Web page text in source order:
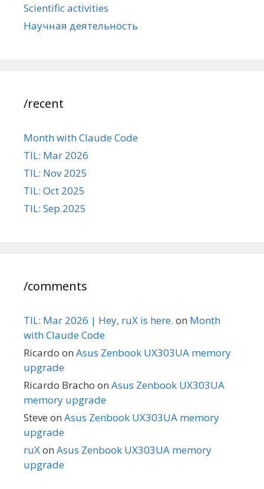
Scientific activities
Научная деятельность
/recent
Month with Claude Code
TIL: Mar 2026
TIL: Nov 2025
TIL: Oct 2025
TIL: Sep 2025
/comments
TIL: Mar 2026 | Hey, ruX is here. on Month
with Claude Code
Ricardo on Asus Zenbook UX303UA memory
upgrade
Ricardo Bracho on Asus Zenbook UX303UA
memory upgrade
Steve on Asus Zenbook UX303UA memory
upgrade
ruXon Asus Zenbook UX303UA memory
upgrade